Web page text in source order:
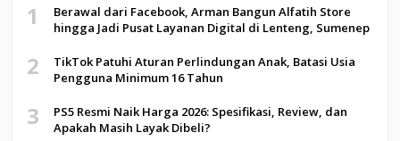
1
Berawal dari Facebook, Arman Bangun Alfatih Store
hingga Jadi Pusat Layanan Digital di Lenteng, Sumenep
2
TikTok Patuhi Aturan Perlindungan Anak, Batasi Usia
Pengguna Minimum 16 Tahun
3
PS5 Resmi Naik Harga 2026: Spesifikasi, Review, dan
Apakah Masih Layak Dibeli?